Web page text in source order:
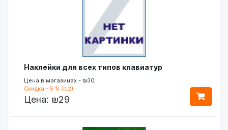
Наклейки для всех типов клавиатур
Цена в магазинах - ₪30
Скидка - 5 % (₪2)
Цена: ₪29